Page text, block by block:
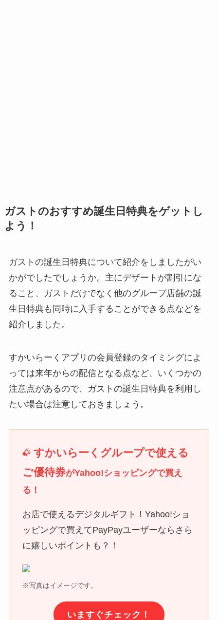
ガストのおすすめ誕生日特典をゲットし
よう！
ガストの誕生日特典について紹介をしましたがい
かがでしたでしょうか。主にデザートが割引にな
ること、ガストだけでなく他のグループ店舗の誕
生日特典も同時に入手することができる点などを
紹介しました。
すかいらーくアプリの会員登録のタイミングによ
っては来年からの配信となる点など、いくつかの
注意点があるので、ガストの誕生日特典を利用し
たい場合は注意しておきましょう。
すかいらーくグループで使える
ご優待券がYahoo!ショッピングで買え
る！
お店で使えるデジタルギフト！Yahoo!ショ
ッピングで買えてPayPayユーザーならさら
に嬉しいポイントも？！
※写真はイメージです。
いますぐチェック！